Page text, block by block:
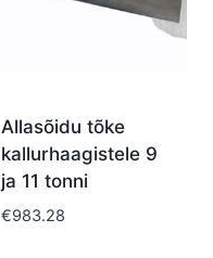
Allasõidu tõke
kallurhaagistele 9
ja 11 tonni
€983.28